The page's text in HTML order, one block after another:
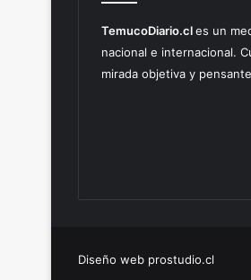
TemucoDiario.cles un
nacional e internacional.
mirada objetiva y
Diseño web prostudio.cl